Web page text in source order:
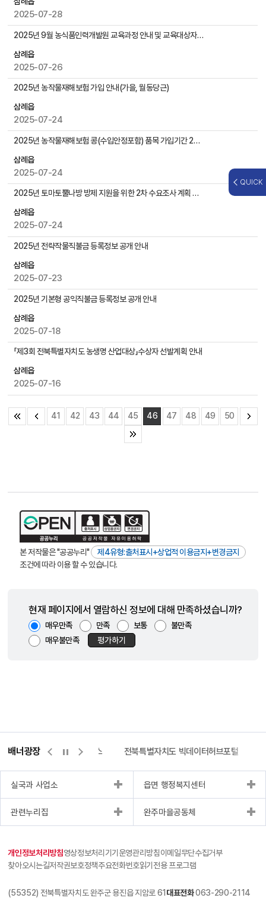
호
자
파
,
성
,
2025-07-28
2025년 9월 농식품인력개발원 교육과정 안내 및 교육대상자 신청 알림-8.14(목)까지
삼례읍
2025-07-26
2025년 농작물재해보험 가입 안내(가을, 월동당근)
삼례읍
2025-07-24
2025년 농작물재해보험 콩(수입안정포함) 품목 가입기간 2차 연장 안내 (~8.8까지)
삼례읍
2025-07-24
2025년 토마토뿔나방 방제 지원을 위한 2차 수요조사 계획 안내
삼례읍
2025-07-24
2025년 전략작물직불금 등록정보 공개 안내
삼례읍
2025-07-23
2025년 기본형 공익직불금 등록정보 공개 안내
삼례읍
2025-07-18
「제3회 전북특별자치도 농생명 산업대상」수상자 선발계획 안내
삼례읍
2025-07-16
41 42 43 44 45 46 47 48 49 50
본 저작물은 "공공누리"
제4유형:출처표시+상업적 이용금지+변경금지
조건에 따라 이용 할 수 있습니다.
현재 페이지에서 열람하신 정보에 대해 만족하셨습니까?
매우만족 만족 보통
불만족
매우불만족
평가하기
QUICK
배너광장
량바로처리센터 위택스 전북특별자치도 빅데이터허브포털
실국과 사업소 읍면 행정복지센터
관련누리집 완주마을공동체
개인정보처리방침영상정보처리기기운영관리방침이메일무단수집거부
찾아오시는길저작권보호정책주요전화번호읽기전용 프로그램
(55352) 전북특별자치도 완주군 용진읍 지암로 61 대표전화063-290-2114